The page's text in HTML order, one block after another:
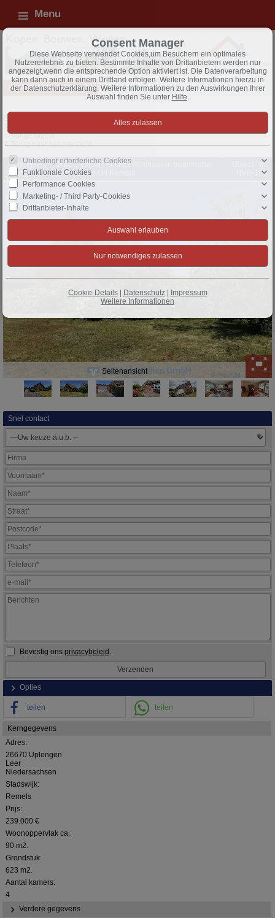
Menu
Alle objecten - overzicht Woningen Exposé
Vorige object
Terug naar het overzicht
Uplengen: +++RESERVIERT+++Wohlfühlhaus in traumhafter
Sackgassenlage mitten im Ort Remels
Object-Nr.:
RVB-155
Seitenansicht
Snel contact
Bevestig ons privacybeleid .
Opties
teilen teilen
Kerngegevens
Adres:
26670 Uplengen
Leer
Niedersachsen
Stadswijk:
Remels
Prijs:
239.000 €
Woonoppervlak ca.:
90 m2.
Grondstuk:
623 m2.
Aantal kamers:
4
Verdere gegevens
Consent Manager
Diese Webseite verwendet Cookies,um Besuchern ein optimales
Nutzererlebnis zu bieten. Bestimmte Inhalte von Drittanbietern werden nur
angezeigt,wenn die entsprechende Option aktiviert ist. Die Datenverarbeitung
kann dann auch in einem Drittland erfolgen. Weitere Informationen hierzu in
der Datenschutzerklärung. Weitere Informationen zu den Auswirkungen Ihrer
Auswahl finden Sie unter Hilfe.
Unbedingt erforderliche Cookies
Funktionale Cookies
Performance Cookies
Marketing- / Third Party-Cookies
Drittanbieter-Inhalte
Cookie-Details| Datenschutz| Impressum
Weitere Informationen